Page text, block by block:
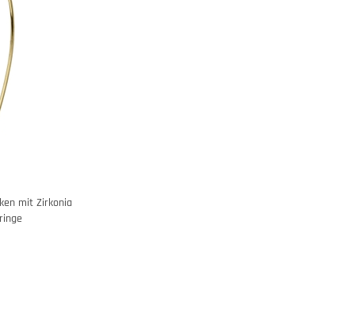
mit Zirkonia